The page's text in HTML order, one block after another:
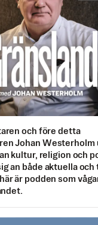
och före detta
Johan Westerholm
kultur, religion och
an både aktuella och
är podden som